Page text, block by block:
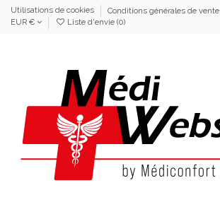
Utilisations de cookies
Conditions générales de vente
EUR €
Liste d'envie (0)